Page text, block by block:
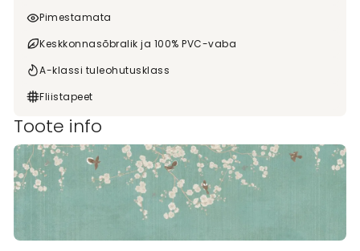
Pimestamata
Keskkonnasõbralik ja 100% PVC-vaba
A-klassi tuleohutusklass
Fliistapeet
Toote info